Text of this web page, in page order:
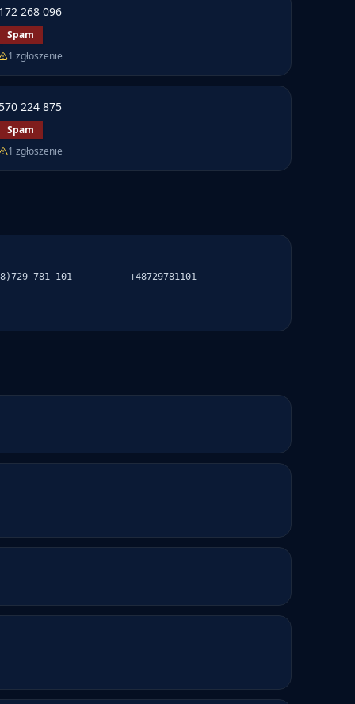
172 268 096
Spam
1 zgłoszenie
570 224 875
Spam
1 zgłoszenie
781-101 +48729781101